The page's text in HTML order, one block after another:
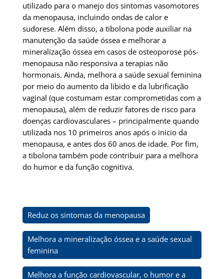
utilizado para o manejo dos sintomas vasomotores
da menopausa, incluindo ondas de calor e
sudorese. Além disso, a tibolona pode auxiliar na
manutenção da saúde óssea e melhorar a
mineralização óssea em casos de osteoporose pós-
menopausa não responsiva a terapias não
hormonais. Ainda, melhora a saúde sexual feminina
por meio do aumento da libido e da lubrificação
vaginal (que costumam estar comprometidas com a
menopausa), além de reduzir fatores de risco para
doenças cardiovasculares – principalmente quando
utilizada nos 10 primeiros anos após o início da
menopausa, e antes dos 60 anos de idade. Por fim,
a tibolona também pode contribuir para a melhora
do humor e da função cognitiva.
Reduz os sintomas da menopausa
Melhora a mineralização óssea e a saúde sexual
feminina
Melhora a função cardiovascular, o humor e a